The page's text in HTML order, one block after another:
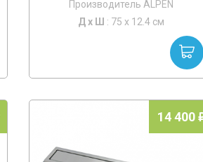
Производитель ALPEN
Д х Ш : 75 x 12.4 см
14 400